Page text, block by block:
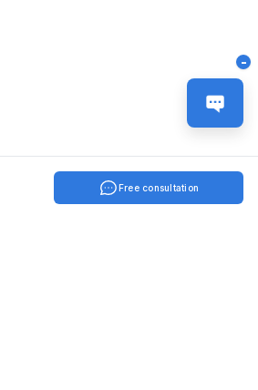
-
Free consultation